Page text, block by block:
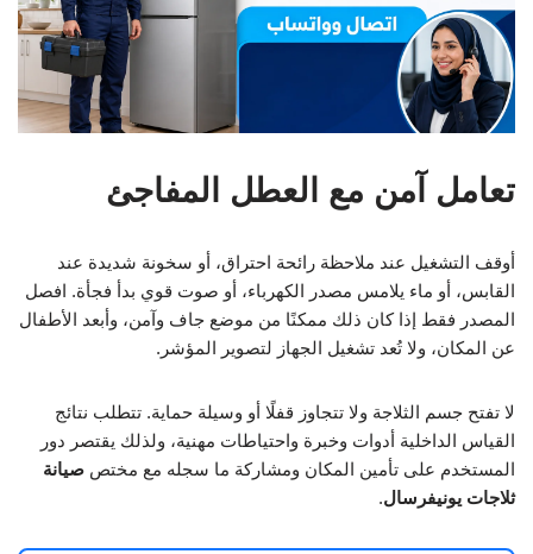
تعامل آمن مع العطل المفاجئ
أوقف التشغيل عند ملاحظة رائحة احتراق، أو سخونة شديدة عند
القابس، أو ماء يلامس مصدر الكهرباء، أو صوت قوي بدأ فجأة. افصل
المصدر فقط إذا كان ذلك ممكنًا من موضع جاف وآمن، وأبعد الأطفال
عن المكان، ولا تُعد تشغيل الجهاز لتصوير المؤشر.
لا تفتح جسم الثلاجة ولا تتجاوز قفلًا أو وسيلة حماية. تتطلب نتائج
القياس الداخلية أدوات وخبرة واحتياطات مهنية، ولذلك يقتصر دور
المستخدم على تأمين المكان ومشاركة ما سجله مع مختص صيانة
ثلاجات يونيفرسال.